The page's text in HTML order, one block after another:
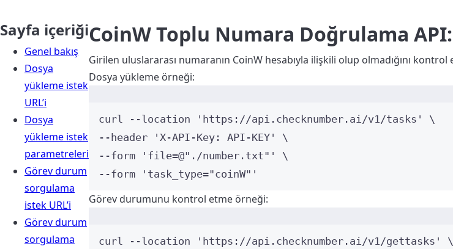
Sayfa içeriği
Genel bakış
Dosya
yükleme istek
URL’i
Dosya
yükleme istek
parametreleri
Görev durum
sorgulama
istek URL’i
Görev durum
sorgulama
CoinW Toplu Numara Doğrulama
Girilen uluslararası numaranın CoinW hesabıyla ilişkili olup olmadığını kontrol
Dosya yükleme örneği:
curl --location ' https://api.checknumber.ai/v1/tasks '
\
--header
' X-API-Key: API-KEY '
\
--form
' file=@"./number.txt" '
\
--form
' task_type="coinW" '
Görev durumunu kontrol etme örneği:
curl --location ' https://api.checknumber.ai/v1/gettasks '
\